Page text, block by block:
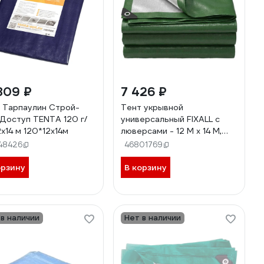
₽
Тарпаулин Строй-
TENTA 120 г/
м 120*12х14м
7 426 ₽
Тент укрывной
универсальный FIXALL с
люверсами - 12 М x 14 М,
зеленый-серебряный 2844
46801769
В корзину
наличии Нет в наличии